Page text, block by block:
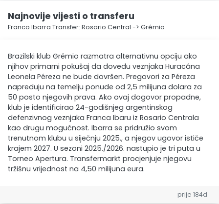
Najnovije vijesti o transferu
Franco Ibarra Transfer: Rosario Central -> Grêmio
Brazilski klub Grêmio razmatra alternativnu opciju ako
njihov primarni pokušaj da dovedu veznjaka Huracána
Leonela Péreza ne bude dovršen. Pregovori za Péreza
napreduju na temelju ponude od 2,5 milijuna dolara za
50 posto njegovih prava. Ako ovaj dogovor propadne,
klub je identificirao 24-godišnjeg argentinskog
defenzivnog veznjaka Franca Ibaru iz Rosario Centrala
kao drugu mogućnost. Ibarra se pridružio svom
trenutnom klubu u siječnju 2025., a njegov ugovor ističe
krajem 2027. U sezoni 2025./2026. nastupio je tri puta u
Torneo Apertura. Transfermarkt procjenjuje njegovu
tržišnu vrijednost na 4,50 milijuna eura.
prije 184d